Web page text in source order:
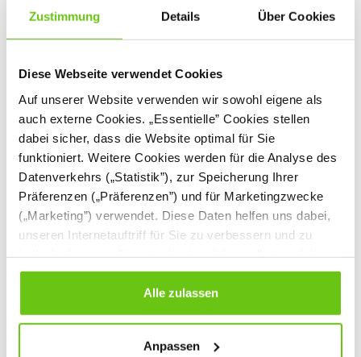
Zustimmung Details Über Cookies
Diese Webseite verwendet Cookies
Auf unserer Website verwenden wir sowohl eigene als
auch externe Cookies. „Essentielle” Cookies stellen
dabei sicher, dass die Website optimal für Sie
funktioniert. Weitere Cookies werden für die Analyse des
Datenverkehrs („Statistik”), zur Speicherung Ihrer
Präferenzen („Präferenzen”) und für Marketingzwecke
(„Marketing”) verwendet. Diese Daten helfen uns dabei,
unseren Internetauftriff für Sie zu verbessern und zu
Cookies Sie erlauben. Verweigern Sie Ihre Zustimmung,
wählen Sie „Alle ablehnen” – in diesem Fall werden nur
Daten verarbeitet, die für den Besuch unserer Website
jederzeit ändern, indem Sie auf die Schaltfläche unten
Alle zulassen
Anpassen
Puppen und Masken für das
Kindertheater erfreut sich großer Beliebtheit sowohl bei